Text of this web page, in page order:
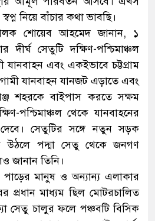
নিয়ে বাঁচার কথা ভাবছি।
শোয়েব আহমেদ জানান, ১
সেতুটি দক্ষিণ-পশ্চিমাঞ্চল
যানবাহন এবং একইভাবে চট্টগ্রাম
যানবাহন যানজট এড়াতে এবং
শহরকে বাইপাস করতে সক্ষম
পশ্চিমাঞ্চল থেকে যানবাহনের
সেতুটির সঙ্গে নতুন সড়ক
উঠলে পদ্মা সেতু থেকে জনগণ
জানান তিনি।
মানুষ ও অন্যান্য এলাকার
প্রধান মাধ্যম ছিল মোটরচালিত
সেতু চালুর ফলে পঞ্চবটি বিসিক